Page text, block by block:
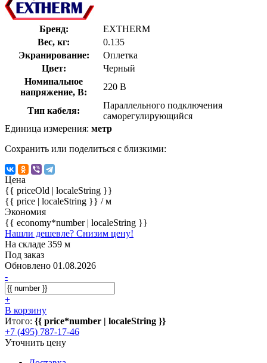
Бренд:
EXTHERM
Вес, кг:
0.135
Экранирование:
Оплетка
Цвет:
Черный
Номинальное
напряжение, В:
220 В
Тип кабеля:
Параллельного подключения
саморегулирующийся
Единица измерения: метр
Сохранить или поделиться с близкими:
Цена
{{ priceOld | localeString }}
{{ price | localeString }} / м
Экономия
{{ economy*number | localeString }}
Нашли дешевле? Снизим цену!
На складе 359 м
Под заказ
Обновлено 01.08.2026
-
+
В корзину
Итого: {{ price*number | localeString }}
+7 (495) 787-17-46
Уточнить цену